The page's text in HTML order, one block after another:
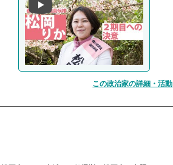
この政治家の詳細・活動